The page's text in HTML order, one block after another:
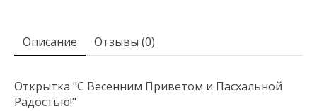
Описание Отзывы (0)
Открытка "С Весенним Приветом и Пасхальной
Радостью!"